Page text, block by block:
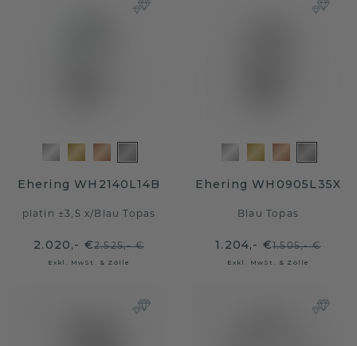
Ehering WH2140L14B
platin ±3,5 x/ Blau Topas
2.020,- €2.525,- €
Exkl. MwSt. & Zölle
Ehering WH0905L35X
Blau Topas
1.204,- €1.505,- €
Exkl. MwSt. & Zölle